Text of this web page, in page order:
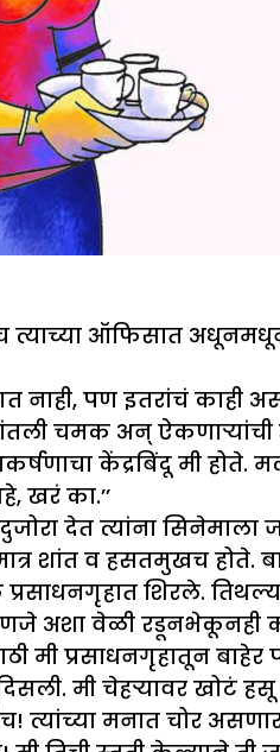
ऑफिसात
नाही, पण इतरांचं काही
चमक अन्
केंद्रबिंदू मी
खरं का.’’
देत त्यांना
शांत व हसतमुखच होते.
शिरले.
अशा वेळी रडूनभेकूनही
मी प्रसाधनगृहातून बाहेर
मी चेहऱ्यावर खोटं
मनात चोर असणार हे